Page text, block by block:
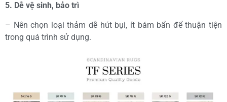
5. Dễ vệ sinh, bảo trì
– Nên chọn loại thảm dễ hút bụi, ít bám bẩn để thuận tiện
trong quá trình sử dụng.